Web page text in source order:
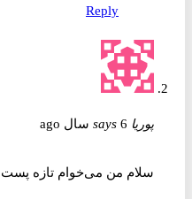
Reply
پوریا says 6 سال ago
سلام من می‌خوام تازه پست کنم